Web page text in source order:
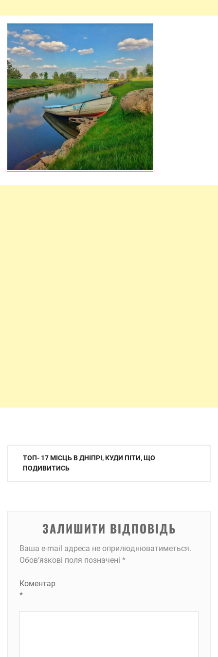
Навігація
записів
ТОП- 17 МІСЦЬ В ДНІПРІ, КУДИ ПІТИ, ЩО
ПОДИВИТИСЬ
ЗАЛИШИТИ ВІДПОВІДЬ
Ваша e-mail адреса не оприлюднюватиметься.
Обов’язкові поля позначені *
Коментар
*